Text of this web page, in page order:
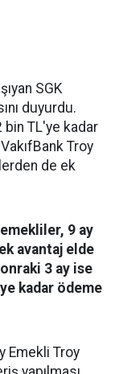
SGK
duyurdu.
bin TL'ye kadar
Troy
de ek
emekliler, 9 ay
avantaj elde
3 ay ise
kadar ödeme
Emekli Troy